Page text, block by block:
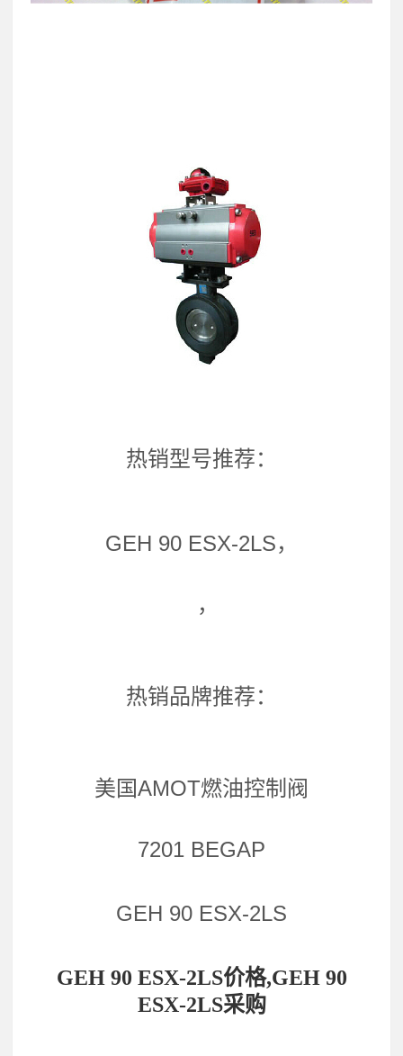
热销型号推荐：
GEH 90 ESX-2LS，
，
热销品牌推荐：
美国AMOT燃油控制阀
7201 BEGAP
GEH 90 ESX-2LS
GEH 90 ESX-2LS价格,GEH 90
ESX-2LS采购